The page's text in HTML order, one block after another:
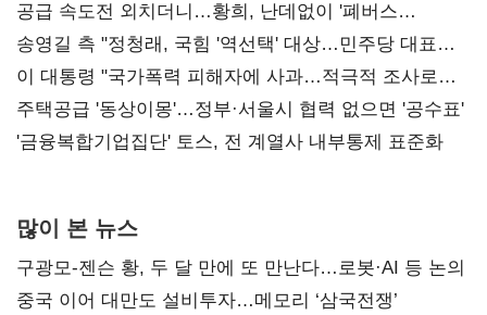
공급 속도전 외치더니…황희, 난데없이 '폐버스
리모델링' 제안
송영길 측 "정청래, 국힘 '역선택' 대상…민주당 대표로
총선 지휘 못해"
이 대통령 "국가폭력 피해자에 사과…적극적 조사로
진실 밝혀야"
주택공급 '동상이몽'…정부·서울시 협력 없으면 '공수표'
'금융복합기업집단' 토스, 전 계열사 내부통제 표준화
많이 본 뉴스
구광모-젠슨 황, 두 달 만에 또 만난다…로봇·AI 등 논의
중국 이어 대만도 설비투자…메모리 ‘삼국전쟁’